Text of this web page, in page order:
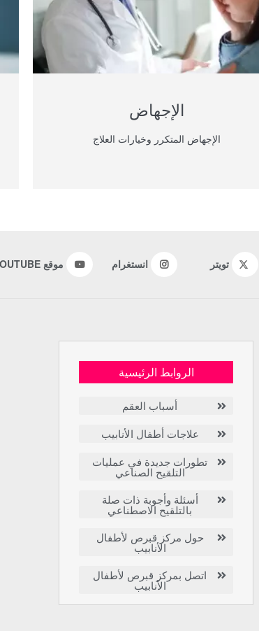
الإجهاض
الإجهاض المتكرر وخيارات العلاج
تويتر انستغرام موقع YOUTUBE
الروابط الرئيسية
أسباب العقم
علاجات أطفال الأنابيب
تطورات جديدة في عمليات
التلقيح الصناعي
أسئلة وأجوبة ذات صلة
بالتلقيح الاصطناعي
حول مركز قبرص لأطفال
الأنابيب
اتصل بمركز قبرص لأطفال
الأنابيب